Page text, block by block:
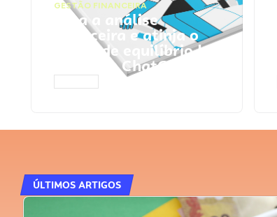
GESTÃO FINANCEIRA
Faça a análise
financeira e atinja o
ponto de equilíbrio |
Prompts ChatGPT
ÚLTIMOS ARTIGOS